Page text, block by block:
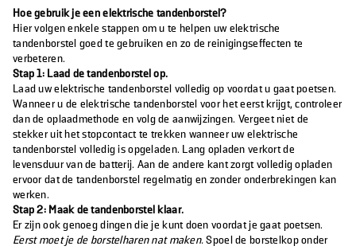
Hoe gebruik je een elektrische tandenborstel?
Hier volgen enkele stappen om u te helpen uw elektrische
tandenborstel goed te gebruiken en zo de reinigingseffecten te
verbeteren.
Stap 1: Laad de tandenborstel op.
Laad uw elektrische tandenborstel volledig op voordat u gaat poetsen.
Wanneer u de elektrische tandenborstel voor het eerst krijgt, controleer
dan de oplaadmethode en volg de aanwijzingen. Vergeet niet de
stekker uit het stopcontact te trekken wanneer uw elektrische
tandenborstel volledig is opgeladen. Lang opladen verkort de
levensduur van de batterij. Aan de andere kant zorgt volledig opladen
ervoor dat de tandenborstel regelmatig en zonder onderbrekingen kan
werken.
Stap 2: Maak de tandenborstel klaar.
Er zijn ook genoeg dingen die je kunt doen voordat je gaat poetsen.
Eerst moet je de borstelharen nat maken.Spoel de borstelkop onder